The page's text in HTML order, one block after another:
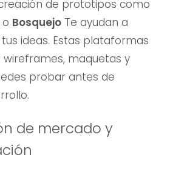
de prototipos como
o Bosquejo Te ayudan a
ideas. Estas plataformas
maquetas y
probar antes de
de mercado y